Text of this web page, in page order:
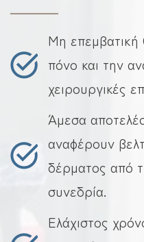
Μη επεμβατική
πόνο και την
χειρουργικές
Άμεσα
αναφέρουν
δέρματος από
συνεδρία.
Ελάχιστος